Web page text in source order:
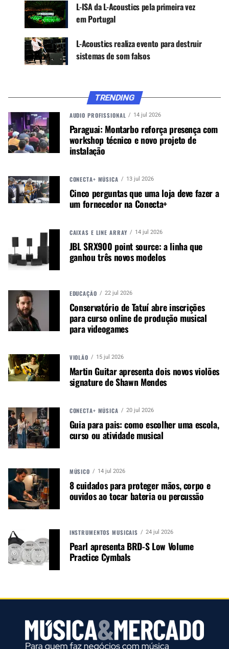
O sistema instalado incluiu uma configuração
robusta e precisa:
64 cajas K1
48 K2
16 monitores X15
96 amplificadores LA12X
4 subwoofers SB18
Essa combinação impressionante garantiu uma
qualidade, capaz de acompanhar os principais
shows do festival sem perder um único detalhe
em nenhum ponto do local.
L-ISA da L-Acoustics pela primeira vez
em Portugal
L-Acoustics realiza evento para destruir
sistemas de som falsos
TRENDING
AUDIO PROFISSIONAL 14 jul 2026
Paraguai: Montarbo reforça presença com
workshop técnico e novo projeto de
instalação
CONECTA+ MÚSICA 13 jul 2026
Cinco perguntas que uma loja deve fazer a
um fornecedor na Conecta+
CAIXAS E LINE ARRAY 14 jul 2026
JBL SRX900 point source: a linha que
ganhou três novos modelos
EDUCAÇÃO 22 jul 2026
Conservatório de Tatuí abre inscrições
para curso online de produção musical
para videogames
VIOLÃO 15 jul 2026
Martin Guitar apresenta dois novos violões
signature de Shawn Mendes
CONECTA+ MÚSICA 20 jul 2026
Guia para pais: como escolher uma escola,
curso ou atividade musical
MÚSICO 14 jul 2026
8 cuidados para proteger mãos, corpo e
ouvidos ao tocar bateria ou percussão
INSTRUMENTOS MUSICAIS 24 jul 2026
Pearl apresenta BRD-S Low Volume
Practice Cymbals